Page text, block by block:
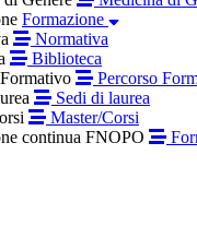
Formazione
Normativa
Biblioteca
Percorso
Sedi di laurea
Master/Corsi
continua FNOPO